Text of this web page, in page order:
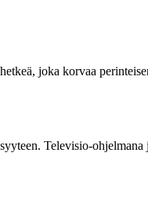
joka korvaa
Televisio-